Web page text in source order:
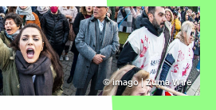
©imago | Zuma Wire